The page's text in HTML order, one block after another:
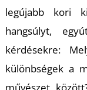
legújabb kori
hangsúlyt,
kérdésekre:
különbségek a